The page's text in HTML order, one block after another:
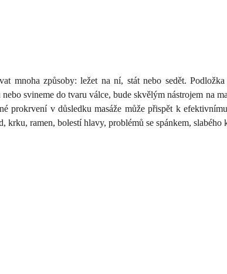
mnoha způsoby: ležet na ní, stát nebo sedět.
svineme do tvaru válce, bude skvělým nástrojem na
prokrvení v důsledku masáže může přispět k
krku, ramen, bolestí hlavy, problémů se spánkem,